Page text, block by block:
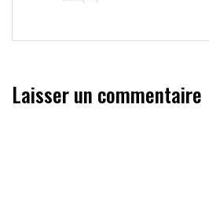
Laisser un commentaire